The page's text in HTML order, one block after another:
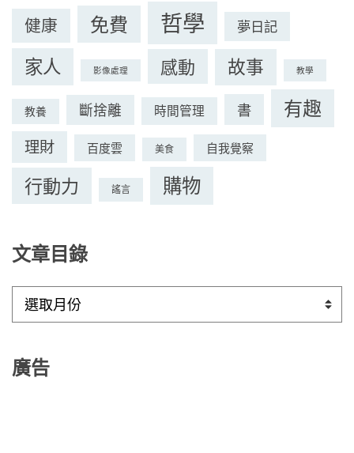
健康 免費 哲學 夢日記
家人 影像處理 感動 故事 教學
教養 斷捨離 時間管理 書 有趣
理財 百度雲 美食 自我覺察
行動力 謠言 購物
文章目錄
目
廣告